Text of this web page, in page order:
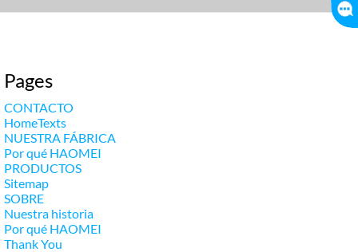
Pages
CONTACTO
HomeTexts
NUESTRA FÁBRICA
Por qué HAOMEI
PRODUCTOS
Sitemap
SOBRE
Nuestra historia
Por qué HAOMEI
Thank You